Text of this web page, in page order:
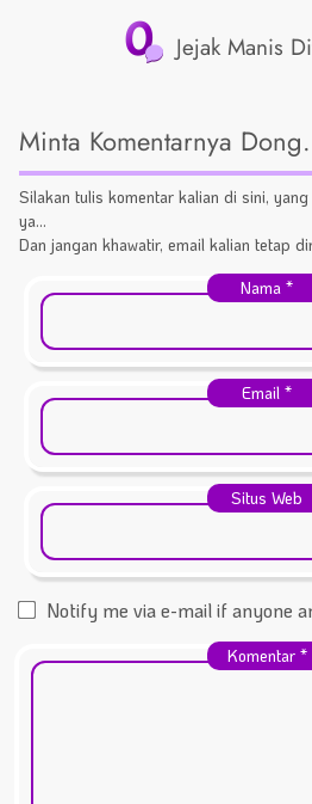
0 Jejak Manis
Minta Komentarnya
Silakan tulis komentar kalian di sini,
ya...
Dan jangan khawatir, email kalian tetap
Nama *
Email *
Situs Web
Notify me via e-mail if anyone
Komentar *